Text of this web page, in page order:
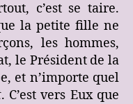
c’est se taire.
la petite fille ne
les hommes,
le Président de la
et n’importe quel
. C’est vers Eux que